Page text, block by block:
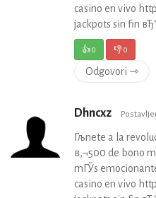
casino en vivo
jackpots sin fin
👍0 👎0
Odgovori ⇾
Dhncxz
Гљnete a la
в‚¬500 de bono
mГЎs
casino en vivo